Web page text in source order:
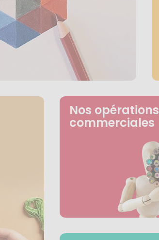
Nos opérations
commerciales